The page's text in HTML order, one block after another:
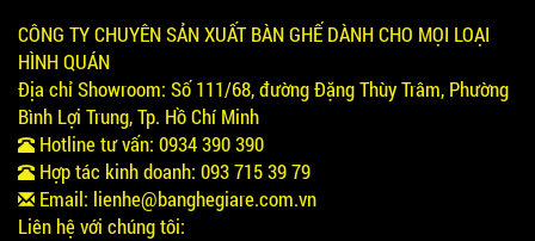
CÔNG TY CHUYÊN SẢN XUẤT BÀN GHẾ DÀNH CHO MỌI LOẠI
HÌNH QUÁN
Địa chỉ Showroom: Số 111/68, đường Đặng Thùy Trâm, Phường
Bình Lợi Trung, Tp. Hồ Chí Minh
Hotline tư vấn: 0934 390 390
Hợp tác kinh doanh: 093 715 39 79
Email: lienhe@banghegiare.com.vn
Liên hệ với chúng tôi: